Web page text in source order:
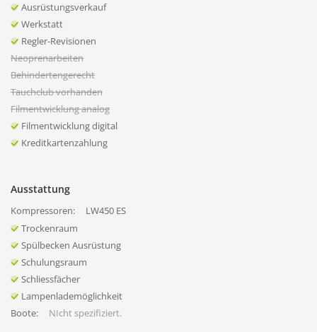
Ausrüstungsverkauf
Werkstatt
Regler-Revisionen
Neoprenarbeiten
Behindertengerecht
Tauchclub vorhanden
Filmentwicklung analog
Filmentwicklung digital
Kreditkartenzahlung
Ausstattung
Kompressoren:
LW450 ES
Trockenraum
Spülbecken Ausrüstung
Schulungsraum
Schliessfächer
Lampenlademöglichkeit
Boote:
NIcht spezifiziert.